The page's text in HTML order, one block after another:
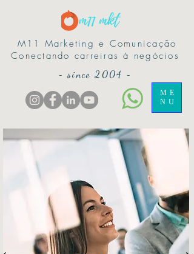
M11 Marketing e Comunicação
Conectando carreiras à negócios
ME
NU
-since 2004 -